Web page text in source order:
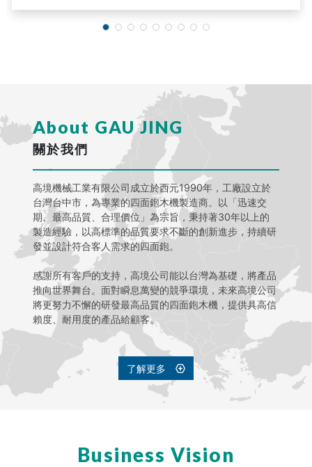
加工寬度: 10~230mm
About GAU JING
關於我們
高境機械工業有限公司成立於西元1990年，工廠設立於
台灣台中市，為專業的四面鉋木機製造商。以「迅速交
期、最高品質、合理價位」為宗旨，秉持著30年以上的
製造經驗，以高標準的品質要求不斷的創新進步，持續研
發並設計符合客人需求的四面鉋。
感謝所有客戶的支持，高境公司能以台灣為基礎，將產品
推向世界舞台。面對瞬息萬變的競爭環境，未來高境公司
將更努力不懈的研發最高品質的四面鉋木機，提供具高信
賴度、耐用度的產品給顧客。
了解更多
Business Vision